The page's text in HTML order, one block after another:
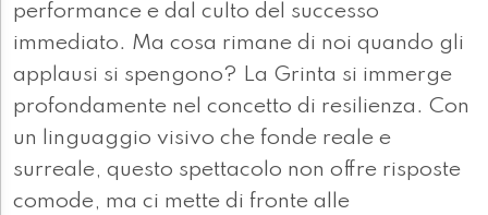
performance e dal culto del successo
immediato. Ma cosa rimane di noi quando gli
applausi si spengono? La Grinta si immerge
profondamente nel concetto di resilienza. Con
un linguaggio visivo che fonde reale e
surreale, questo spettacolo non offre risposte
comode, ma ci mette di fronte alle